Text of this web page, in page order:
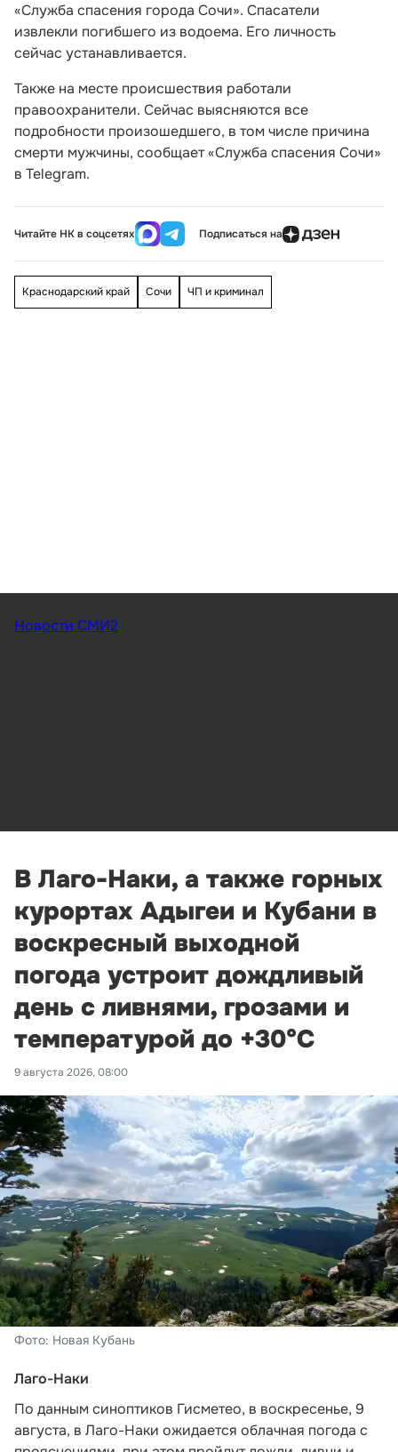
«Служба спасения города Сочи». Спасатели
извлекли погибшего из водоема. Его личность
сейчас устанавливается.
Также на месте происшествия работали
правоохранители. Сейчас выясняются все
подробности произошедшего, в том числе причина
смерти мужчины, сообщает «Служба спасения Сочи»
в Telegram.
Читайте НК в соцсетях Подписаться на
Краснодарский край Сочи ЧП и криминал
Новости СМИ2
В Лаго-Наки, а также горных
курортах Адыгеи и Кубани в
воскресный выходной
погода устроит дождливый
день с ливнями, грозами и
температурой до +30°С
9 августа 2026, 08:00
Фото: Новая Кубань
Лаго-Наки
По данным синоптиков Гисметео, в воскресенье, 9
августа, в Лаго-Наки ожидается облачная погода с